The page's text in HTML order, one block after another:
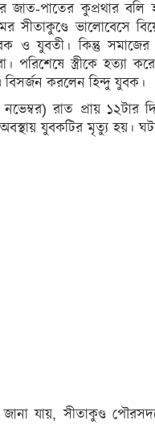
জাত-পাতের কুপ্রথার
সীতাকুণ্ডে ভালোবেসে
ও যুবতী। কিন্তু সমাজের
পরিশেষে স্ত্রীকে হত্যা
বিসর্জন করলেন হিন্দু যুবক।
রাত প্রায় ১২টার
অবস্থায় যুবকটির মৃত্যু হয়।
জানা যায়, সীতাকুণ্ড